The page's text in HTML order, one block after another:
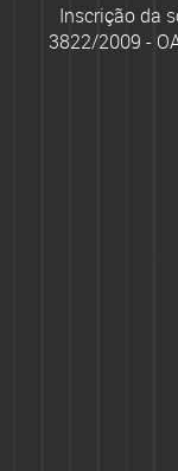
Inscrição da
3822/2009 -